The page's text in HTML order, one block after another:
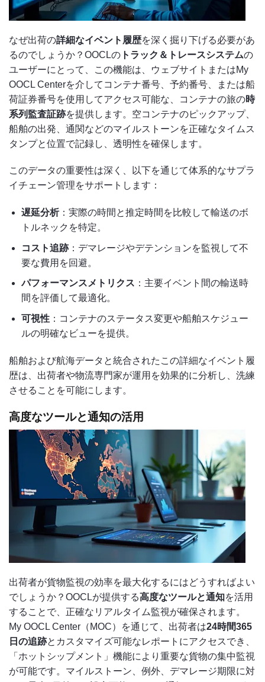
なぜ出荷の詳細なイベント履歴を深く掘り下げる必要があ
るのでしょうか？OOCLの トラック＆トレースシステムの
ユーザーにとって、この機能は、ウェブサイトまたはMy
OOCL Centerを介してコンテナ番号、予約番号、または船
荷証券番号を使用してアクセス可能な、コンテナの旅の時
系列監査証跡を提供します。空コンテナのピックアップ、
船舶の出発、通関などのマイルストーンを正確なタイムス
タンプと位置で記録し、透明性を確保します。
このデータの重要性は深く、以下を通じて体系的なサプラ
イチェーン管理をサポートします：
遅延分析：実際の時間と推定時間を比較して輸送のボ
トルネックを特定。
コスト追跡：デマレージやデテンションを監視して不
要な費用を回避。
パフォーマンスメトリクス ：主要イベント間の輸送時
間を評価して最適化。
可視性：コンテナのステータス変更や船舶スケジュー
ルの明確なビューを提供。
船舶および航海データと統合されたこの詳細なイベント履
歴は、出荷者や物流専門家が運用を効果的に分析し、洗練
させることを可能にします。
高度なツールと通知の活用
出荷者が貨物監視の効率を最大化するにはどうすればよい
でしょうか？OOCLが提供する高度なツールと通知を活用
することで、正確なリアルタイム監視が確保されます。
My OOCL Center（MOC）を通じて、出荷者は24時間365
日の追跡とカスタマイズ可能なレポートにアクセスでき、
「ホットシップメント」機能により重要な貨物の集中監視
が可能です。マイルストーン、例外、デマレージ期限に対